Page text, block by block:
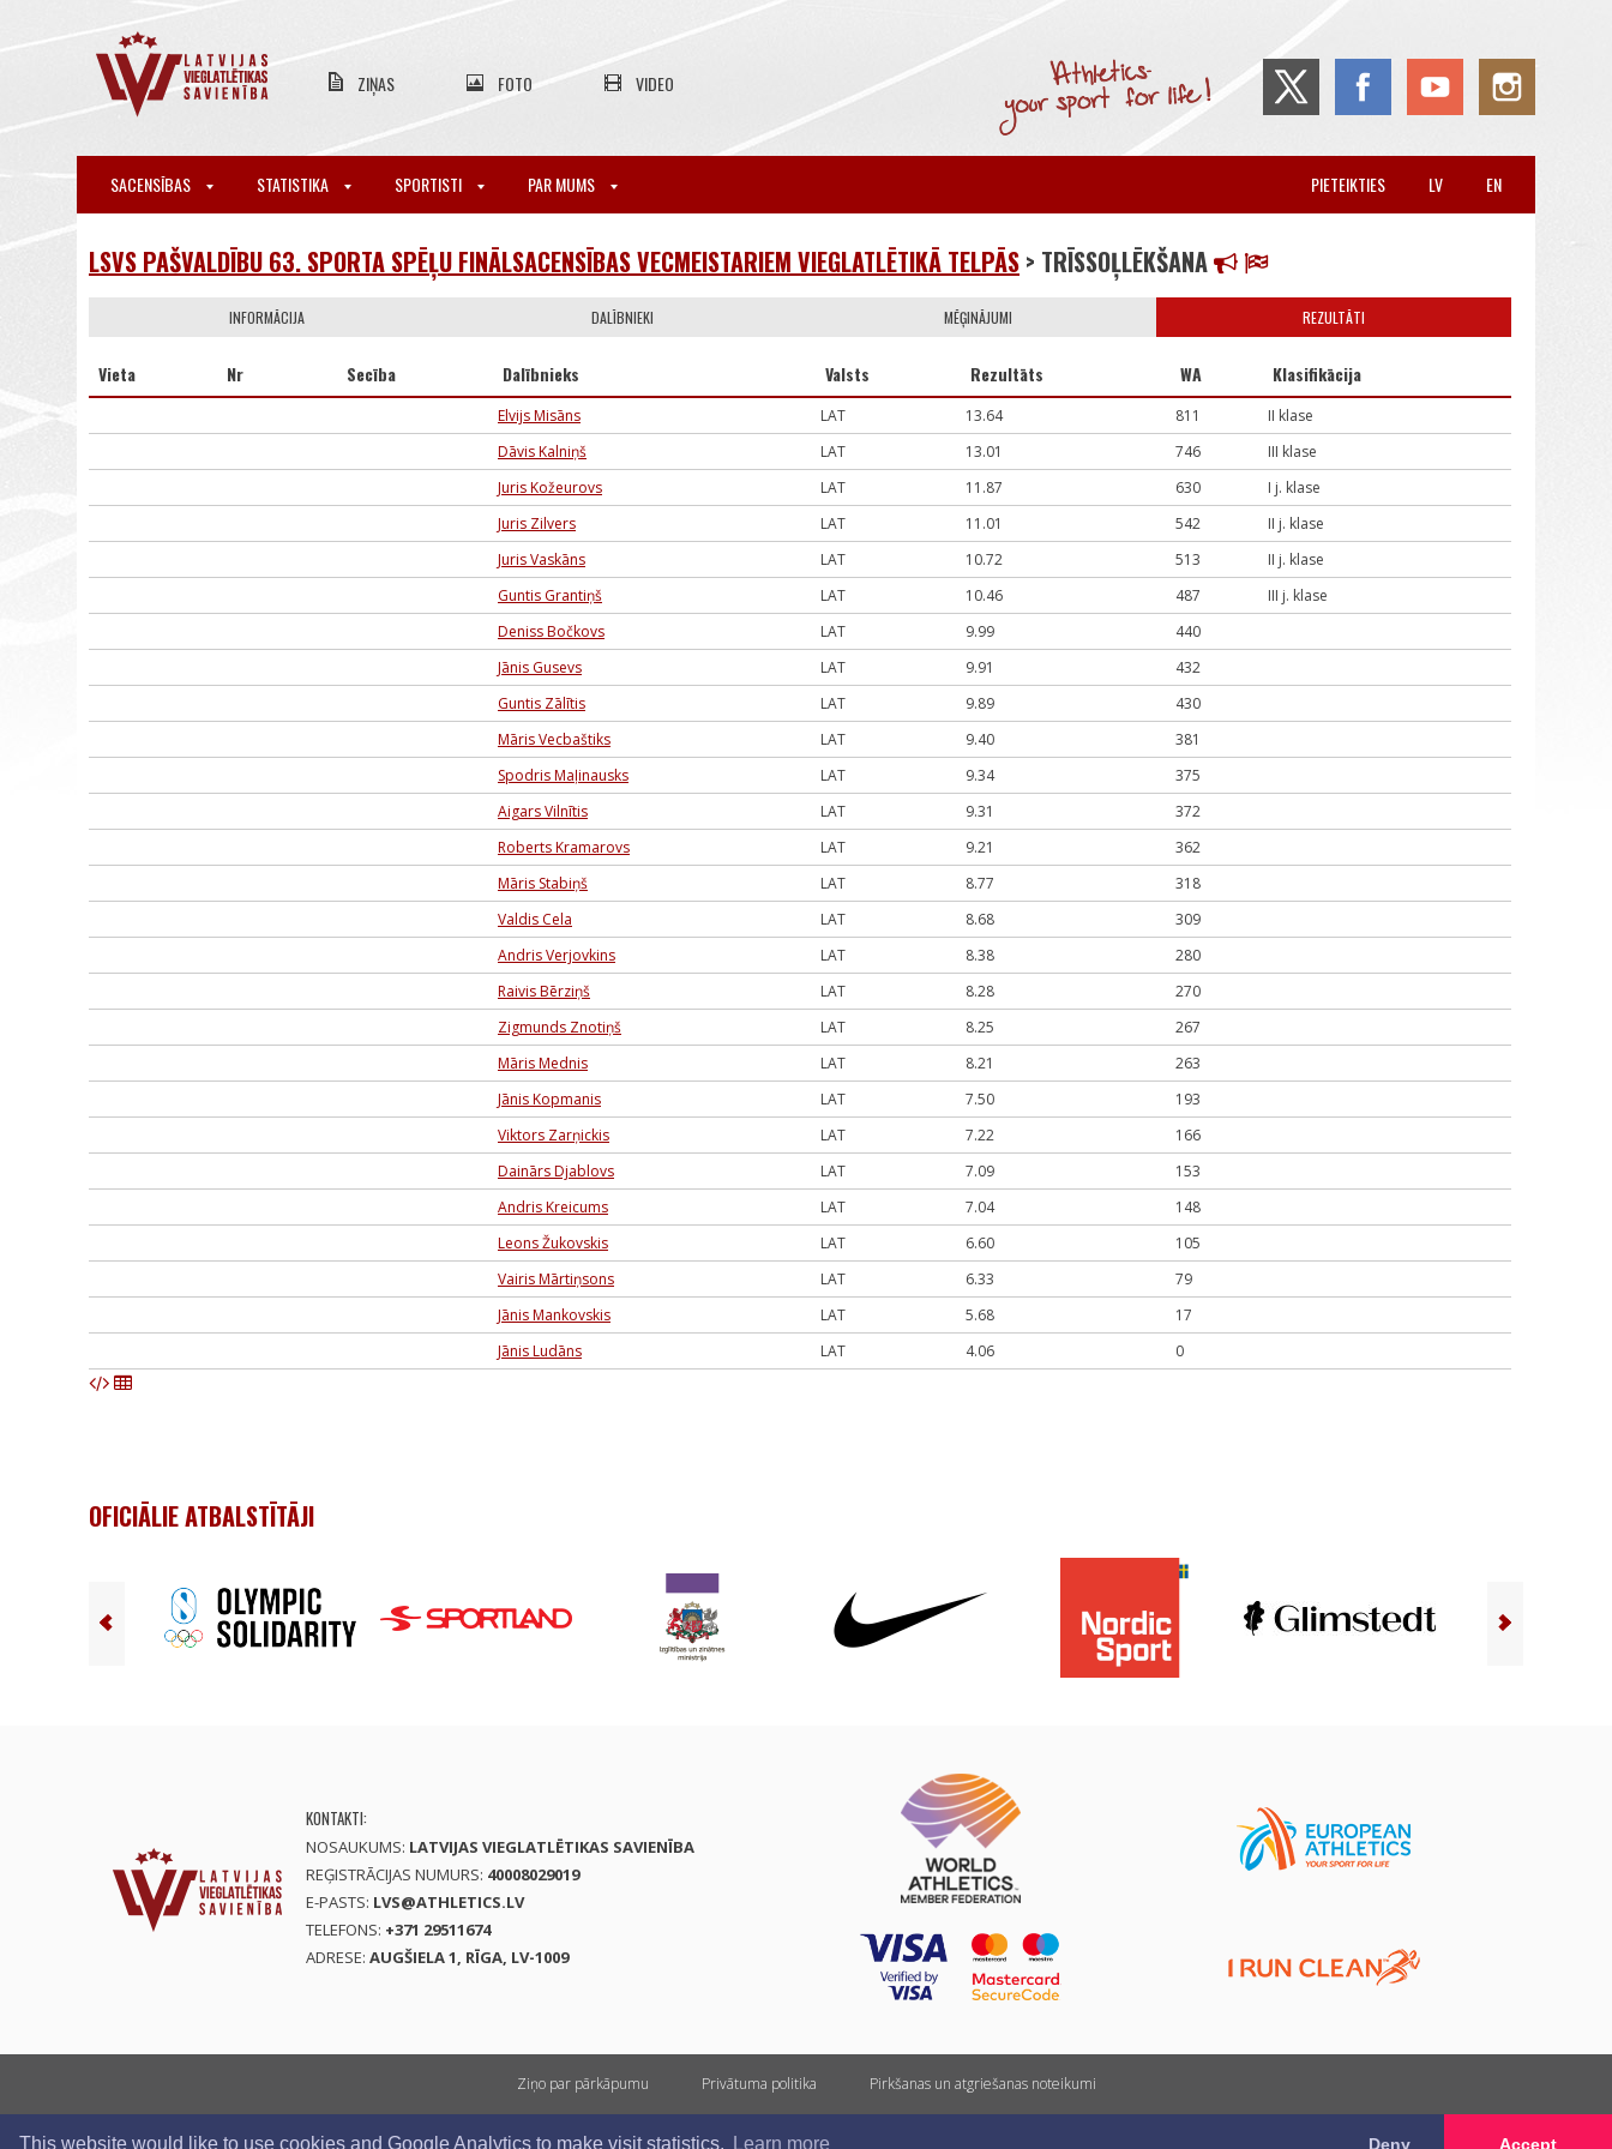
This website would like to use cookies and Google Analytics to make visit statistics. Learn more Deny Accept
ZIŅAS FOTO VIDEO
SACENSĪBAS STATISTIKA SPORTISTI PAR MUMS EN
LV
PIETEIKTIES
LSVS PAŠVALDĪBU 63. SPORTA SPĒĻU FINĀLSACENSĪBAS VECMEISTARIEM VIEGLATLĒTIKĀ TELPĀS > TRĪSSOĻLĒKŠANA
INFORMĀCIJA DALĪBNIEKI MĒĢINĀJUMI REZULTĀTI
Vieta Nr Secība Dalībnieks Valsts Rezultāts WA Klasifikācija
Elvijs Misāns LAT 13.64 811
II klase
Dāvis Kalniņš
LAT 13.01 746
III klase
Juris Kožeurovs
LAT 11.87 630
I j. klase
Juris Zilvers
LAT 11.01 542
II j. klase
Juris Vaskāns
LAT 10.72 513
II j. klase
Guntis Grantiņš
LAT 10.46 487
III j. klase
Deniss Bočkovs
LAT 9.99
440
Jānis Gusevs
LAT 9.91
432
Guntis Zālītis
LAT 9.89
430
Māris Vecbaštiks
LAT 9.40
381
Spodris Maļinausks
LAT 9.34
375
Aigars Vilnītis
LAT 9.31
372
Roberts Kramarovs
LAT 9.21
362
Māris Stabiņš
LAT 8.77
318
Valdis Cela
LAT 8.68
309
Andris Verjovkins
LAT 8.38
280
Raivis Bērziņš
LAT 8.28
270
Zigmunds Znotiņš
LAT 8.25
267
Māris Mednis
LAT 8.21
263
Jānis Kopmanis
LAT 7.50
193
Viktors Zarņickis
LAT 7.22
166
Dainārs Djablovs
LAT 7.09
153
Andris Kreicums
LAT 7.04
148
Leons Žukovskis
LAT 6.60
105
Vairis Mārtiņsons
LAT 6.33
79
Jānis Mankovskis
LAT 5.68
17
Jānis Ludāns
LAT 4.06 0
OFICIĀLIE ATBALSTĪTĀJI
KONTAKTI:
NOSAUKUMS: LATVIJAS VIEGLATLĒTIKAS SAVIENĪBA
REĢISTRĀCIJAS NUMURS: 40008029019
E-PASTS: LVS@ATHLETICS.LV
TELEFONS: +371 29511674
ADRESE: AUGŠIELA 1, RĪGA, LV-1009
Ziņo par pārkāpumu Privātuma politika Pirkšanas un atgriešanas noteikumi
Visas tiesības rezervētas. Pārpublicēšanas gadījumā saite uz athletics.lv ir obligāta.